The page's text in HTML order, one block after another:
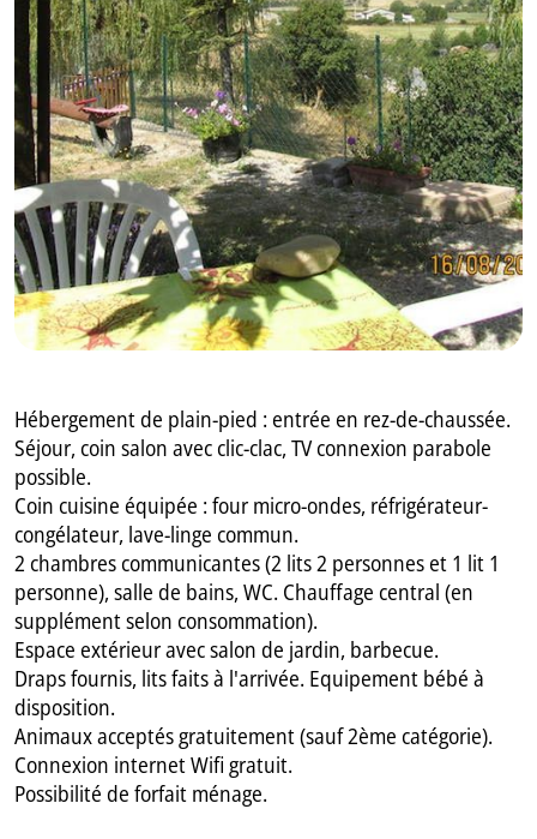
GB
IT
Hébergement de plain-pied : entrée en rez-de-chaussée.
Séjour, coin salon avec clic-clac, TV connexion parabole
possible.
Coin cuisine équipée : four micro-ondes, réfrigérateur-
congélateur, lave-linge commun.
2 chambres communicantes (2 lits 2 personnes et 1 lit 1
personne), salle de bains, WC. Chauffage central (en
supplément selon consommation).
Espace extérieur avec salon de jardin, barbecue.
Draps fournis, lits faits à l'arrivée. Equipement bébé à
disposition.
Animaux acceptés gratuitement (sauf 2ème catégorie).
Connexion internet Wifi gratuit.
Possibilité de forfait ménage.